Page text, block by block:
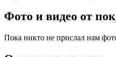
Фото и видео от
Пока никто не прислал нам